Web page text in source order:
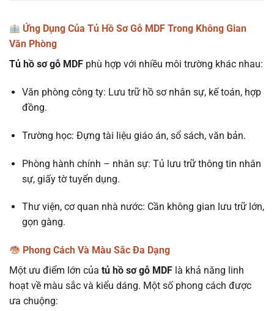
Ứng Dụng Của Tủ Hồ Sơ Gỗ MDF Trong Không Gian
Văn Phòng
Tủ hồ sơ gỗ MDF phù hợp với nhiều môi trường khác nhau:
Văn phòng công ty: Lưu trữ hồ sơ nhân sự, kế toán, hợp
đồng.
Trường học: Đựng tài liệu giáo án, sổ sách, văn bản.
Phòng hành chính – nhân sự: Tủ lưu trữ thông tin nhân
sự, giấy tờ tuyển dụng.
Thư viện, cơ quan nhà nước: Cần không gian lưu trữ lớn,
gọn gàng.
Phong Cách Và Màu Sắc Đa Dạng
Một ưu điểm lớn của tủ hồ sơ gỗ MDF là khả năng linh
hoạt về màu sắc và kiểu dáng. Một số phong cách được
ưa chuộng: